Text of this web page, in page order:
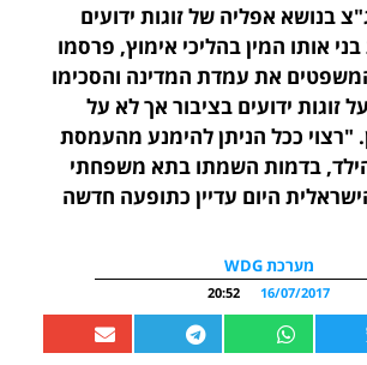
בנושא אפליה של זוגות ידועים
בני אותו המין בהליכי אימוץ, פרסמו
את עמדת המדינה והסכימו
זוגות ידועים בציבור אך לא על
"רצוי ככל הניתן להימנע מהעמסת
בדמות השמתו בתא משפחתי
היום עדיין כתופעה חדשה
מערכת WDG
16/07/2017
20:52